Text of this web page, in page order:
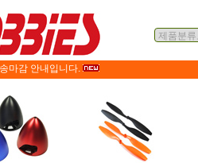
마감 안내입니다.